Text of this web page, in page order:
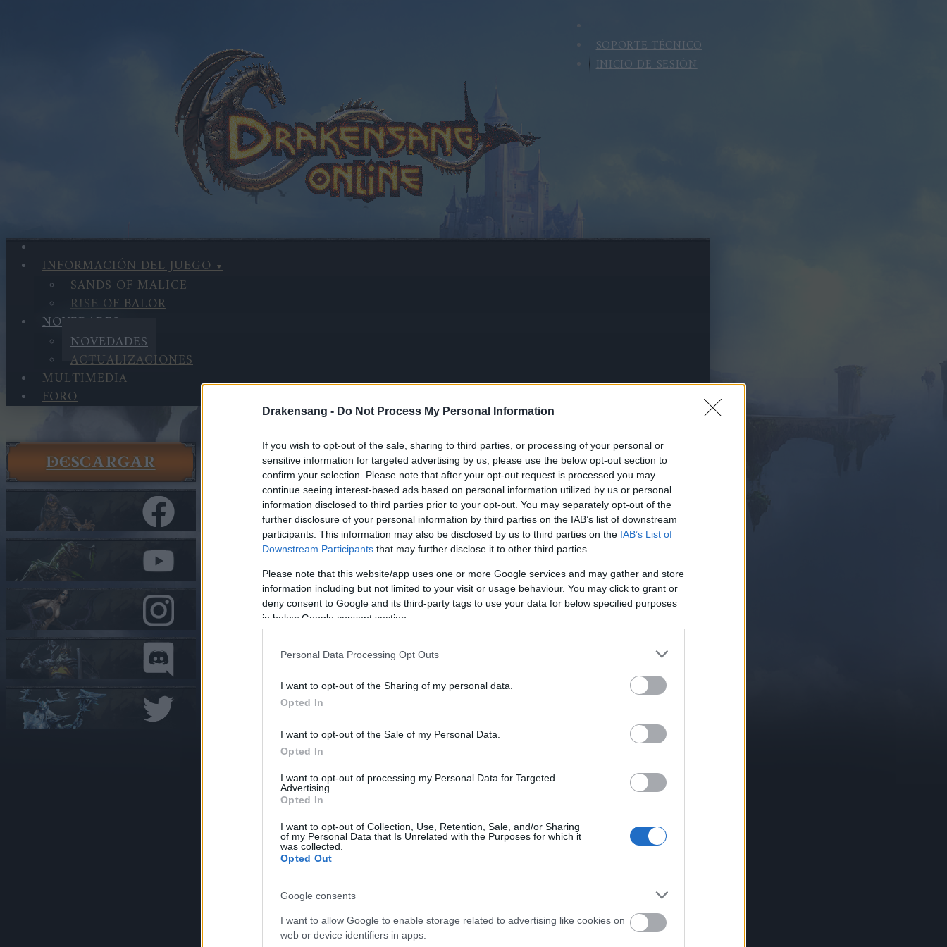
Drakensang - Do Not Process My Personal Information
If you wish to opt-out of the sale, sharing to third parties, or processing of your personal or
sensitive information for targeted advertising by us, please use the below opt-out section to
confirm your selection. Please note that after your opt-out request is processed you may
continue seeing interest-based ads based on personal information utilized by us or personal
information disclosed to third parties prior to your opt-out. You may separately opt-out of the
further disclosure of your personal information by third parties on the IAB’s list of downstream
participants. This information may also be disclosed by us to third parties on the IAB’s List of
Downstream Participants that may further disclose it to other third parties.
Please note that this website/app uses one or more Google services and may gather and store
information including but not limited to your visit or usage behaviour. You may click to grant or
deny consent to Google and its third-party tags to use your data for below specified purposes
in below Google consent section.
Personal Data Processing Opt Outs
I want to opt-out of the Sharing of my personal data.
Opted In
I want to opt-out of the Sale of my Personal Data.
Opted In
I want to opt-out of processing my Personal Data for Targeted
Advertising.
Opted In
I want to opt-out of Collection, Use, Retention, Sale, and/or Sharing
of my Personal Data that Is Unrelated with the Purposes for which it
was collected.
Opted Out
Google consents
I want to allow Google to enable storage related to advertising like cookies on
web or device identifiers in apps.
SOPORTE TÉCNICO
INICIO DE SESIÓN
INFORMACIÓN DEL JUEGO
SANDS OF MALICE
RISE OF BALOR
NOVEDADES
NOVEDADES
ACTUALIZACIONES
MULTIMEDIA
FORO
DESCARGAR
Novedades
Novedades
Codigos por la encuesta (THANKYOU150 & DANKEDIR5)
En la categoría:Novedades 28.05.2026
Codigos por la encuesta
(THANKYOU150 & DANKEDIR5)
Héroes de Dracania,
¡Hemos alcanzado las 1.000 respuestas de la encuesta en
Aquí tenéis los códigos bonus para vosotros:
🎁THANKYOU150
Contienen:
150x Núcleos Fragmentados
5x Llave de Contenedor de Residuos
Válidos hasta el 14 de junio de 2026.
¿Qué ocurrirá ahora?